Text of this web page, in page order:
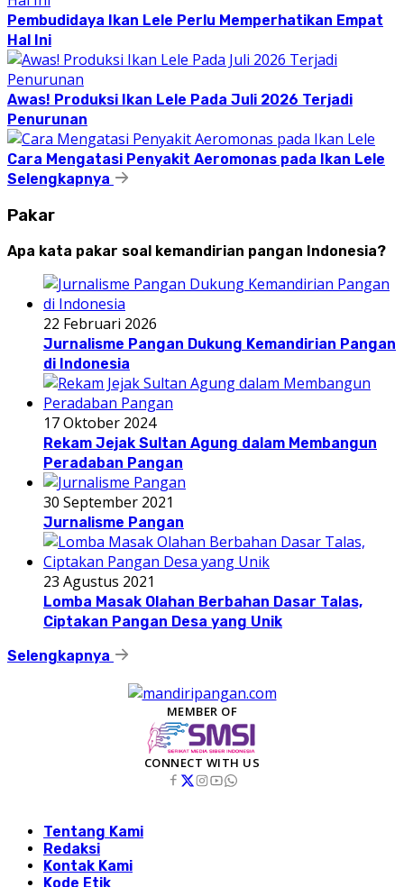
Pembudidaya Ikan Lele Perlu Memperhatikan Empat
Hal Ini
Awas! Produksi Ikan Lele Pada Juli 2026 Terjadi
Penurunan
Cara Mengatasi Penyakit Aeromonas pada Ikan Lele
Selengkapnya
Pakar
Apa kata pakar soal kemandirian pangan Indonesia?
22 Februari 2026
Jurnalisme Pangan Dukung Kemandirian Pangan
di Indonesia
17 Oktober 2024
Rekam Jejak Sultan Agung dalam Membangun
Peradaban Pangan
30 September 2021
Jurnalisme Pangan
23 Agustus 2021
Lomba Masak Olahan Berbahan Dasar Talas,
Ciptakan Pangan Desa yang Unik
Selengkapnya
MEMBER OF
CONNECT WITH US
Tentang Kami
Redaksi
Kontak Kami
Kode Etik